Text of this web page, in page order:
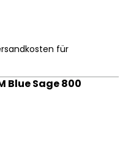
für
Blue Sage 800